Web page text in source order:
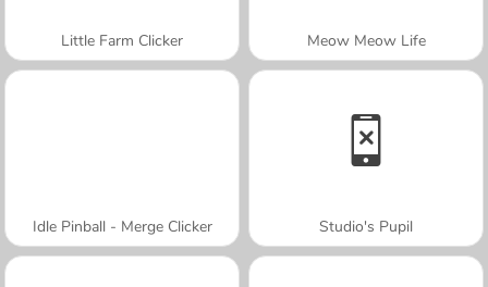
Little Farm Clicker Meow Meow Life
Idle Pinball - Merge Clicker Studio's Pupil